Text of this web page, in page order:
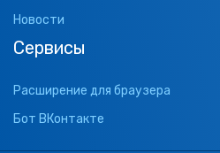
Новости
Сервисы
Расширение для браузера
Бот ВКонтакте